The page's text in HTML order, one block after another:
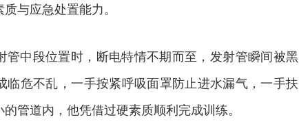
与应急处置能力。
管中段位置时，断电特情不期而至，发射管瞬间被黑
临危不乱，一手按紧呼吸面罩防止进水漏气，一手扶
管道内，他凭借过硬素质顺利完成训练。